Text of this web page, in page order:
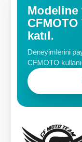
Modeline
katıl.
Deneyimlerini
CFMOTO